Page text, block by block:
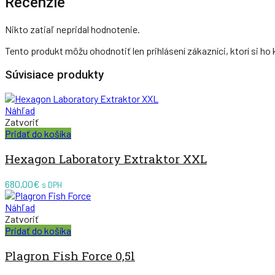
Nikto zatiaľ nepridal hodnotenie.
Tento produkt môžu ohodnotiť len prihlásení zákazníci, ktorí si ho
Súvisiace produkty
Náhľad
Zatvoriť
Pridať do košíka
Hexagon Laboratory Extraktor XXL
680,00€ s DPH
Náhľad
Zatvoriť
Pridať do košíka
Plagron Fish Force 0,5l